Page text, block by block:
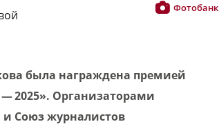
Фотобанк
была награждена премией
2025». Организаторами
и Союз журналистов